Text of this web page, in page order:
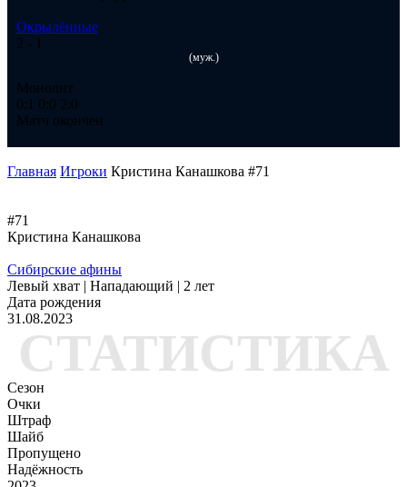
Окрылённые
2 - 1
(муж.)
Монолит
0:1 0:0 2:0
Матч окончен
Главная Игроки Кристина Канашкова #71
#71
Кристина Канашкова
Сибирские афины
Левый хват | Нападающий | 2 лет
Дата рождения
31.08.2023
СТАТИСТИКА
Сезон
Очки
Штраф
Шайб
Пропущено
Надёжность